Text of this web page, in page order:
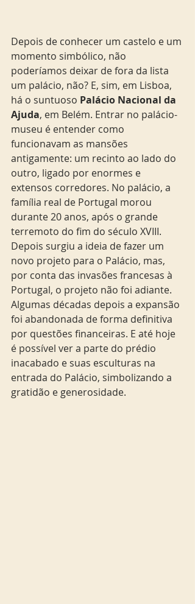
Depois de conhecer um castelo e um
momento simbólico, não
poderíamos deixar de fora da lista
um palácio, não? E, sim, em Lisboa,
há o suntuoso Palácio Nacional da
Ajuda, em Belém. Entrar no palácio-
museu é entender como
funcionavam as mansões
antigamente: um recinto ao lado do
outro, ligado por enormes e
extensos corredores. No palácio, a
família real de Portugal morou
durante 20 anos, após o grande
terremoto do fim do século XVIII.
Depois surgiu a ideia de fazer um
novo projeto para o Palácio, mas,
por conta das invasões francesas à
Portugal, o projeto não foi adiante.
Algumas décadas depois a expansão
foi abandonada de forma definitiva
por questões financeiras. E até hoje
é possível ver a parte do prédio
inacabado e suas esculturas na
entrada do Palácio, simbolizando a
gratidão e generosidade.